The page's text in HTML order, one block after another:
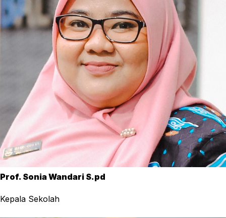
Prof. Sonia Wandari S.pd
Kepala Sekolah